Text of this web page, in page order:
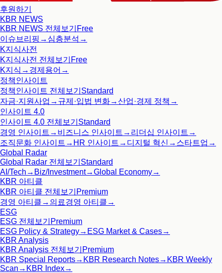
후원하기
KBR NEWS
KBR NEWS 전체보기 Free
이슈브리핑 → 심층분석 →
K지식사전
K지식사전 전체보기 Free
K지식 → 경제용어 →
정책인사이트
정책인사이트 전체보기 Standard
자금·지원사업 → 규제·입법 변화→산업·경제 정책 →
인사이트 4.0
인사이트 4.0 전체보기 Standard
경영 인사이트 → 비즈니스 인사이트 → 리더십 인사이트 →
조직문화 인사이트 → HR 인사이트 → 디지털 혁신 → 스타트업 →
Global Radar
Global Radar 전체보기 Standard
AI/Tech → Biz/Investment→Global Economy→
KBR 아티클
KBR 아티클 전체보기 Premium
경영 아티클 → 의료경영 아티클 →
ESG
ESG 전체보기 Premium
ESG Policy & Strategy→ ESG Market & Cases→
KBR Analysis
KBR Analysis 전체보기 Premium
KBR Special Reports→ KBR Research Notes→ KBR Weekly
Scan → KBR Index→